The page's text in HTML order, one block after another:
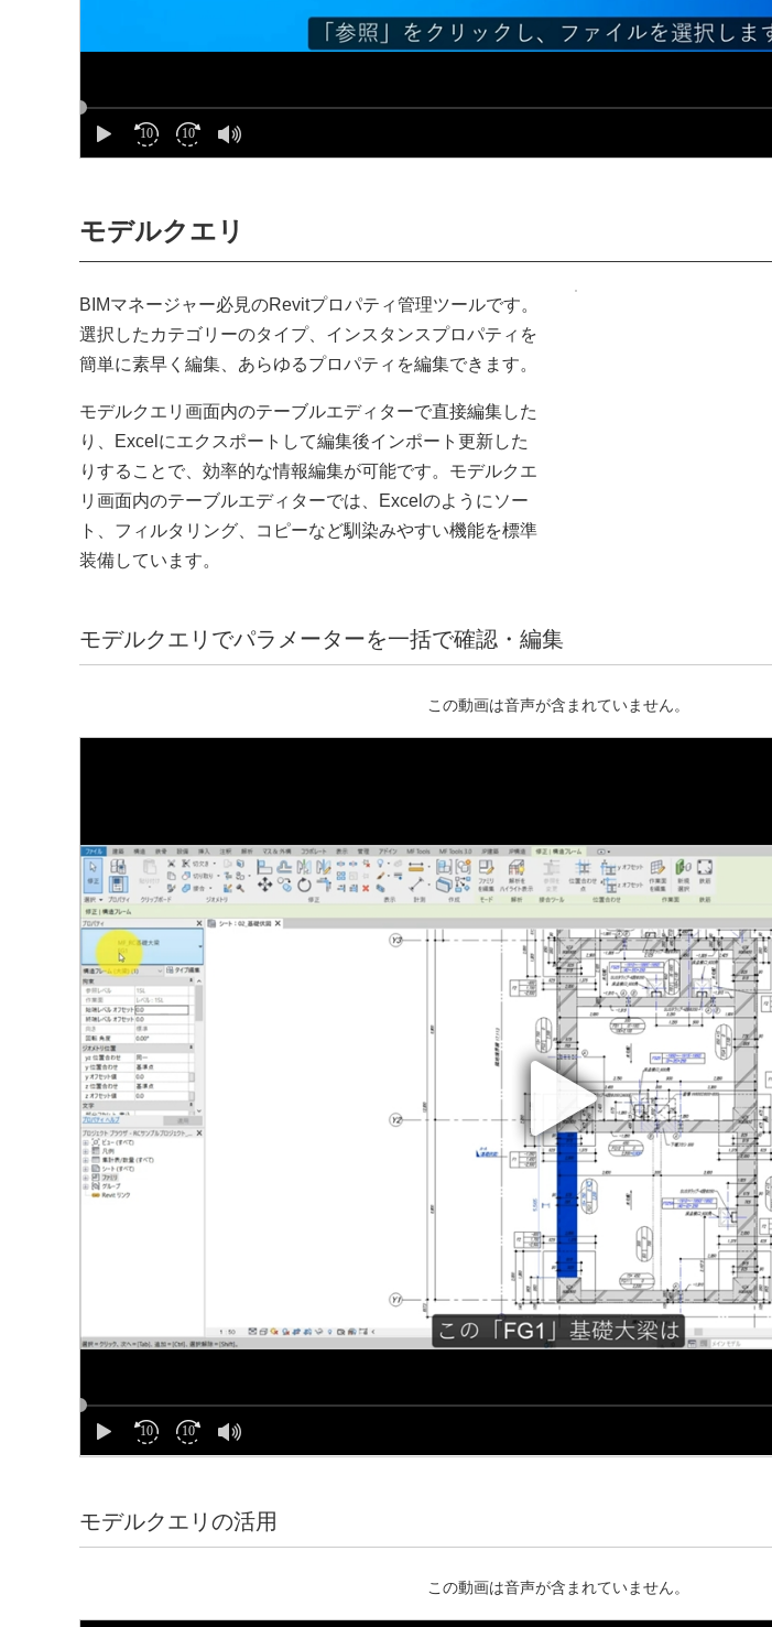
モデルクエリ
BIMマネージャー必見のRevitプロパティ管理ツールです。
選択したカテゴリーのタイプ、インスタンスプロパティを
簡単に素早く編集、あらゆるプロパティを編集できます。
モデルクエリ画面内のテーブルエディターで直接編集した
り、Excelにエクスポートして編集後インポート更新した
りすることで、効率的な情報編集が可能です。モデルクエ
リ画面内のテーブルエディターでは、Excelのようにソー
ト、フィルタリング、コピーなど馴染みやすい機能を標準
装備しています。
モデルクエリでパラメーターを一括で確認・編集
この動画は音声が含まれていません。
モデルクエリの活用
この動画は音声が含まれていません。